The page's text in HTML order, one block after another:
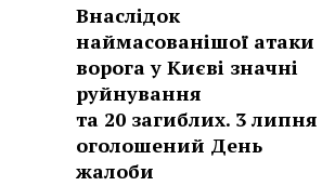
Внаслідок
наймасованішої атаки
ворога у Києві значні
руйнування
та 20 загиблих. 3 липня
оголошений День
жалоби